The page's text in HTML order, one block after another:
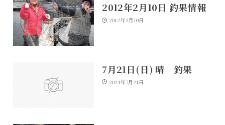
2012年2月10日 釣果情報
2012年2月10日
7月21日(日) 晴 釣果
2024年7月21日